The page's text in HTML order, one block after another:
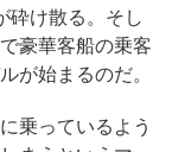
け散る。そし
豪華客船の乗客
が始まるのだ。
乗っているよう